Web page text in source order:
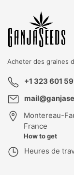
Acheter des graines
+1 323 601
Montereau-
France
How to get
Heures de